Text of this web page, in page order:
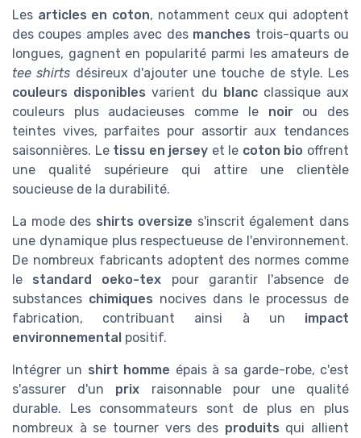
Les articles en coton, notamment ceux qui adoptent
des coupes amples avec des manches trois-quarts ou
longues, gagnent en popularité parmi les amateurs de
tee shirts désireux d'ajouter une touche de style. Les
couleurs disponibles varient du blancclassique aux
couleurs plus audacieuses comme le noirou des
teintes vives, parfaites pour assortir aux tendances
saisonnières. Le tissu en jersey et le coton bio offrent
une qualité supérieure qui attire une clientèle
soucieuse de la durabilité.
La mode des shirts oversize s'inscrit également dans
une dynamique plus respectueuse de l'environnement.
De nombreux fabricants adoptent des normes comme
le standard oeko-tex pour garantir l'absence de
substances chimiques nocives dans le processus de
fabrication, contribuant ainsi à un impact
environnemental positif.
Intégrer un shirt homme épais à sa garde-robe, c'est
s'assurer d'un prix raisonnable pour une qualité
durable. Les consommateurs sont de plus en plus
nombreux à se tourner vers des produits qui allient